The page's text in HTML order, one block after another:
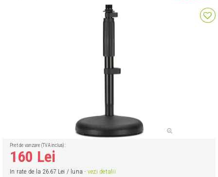
Pret de vanzare (TVA inclus):
160 Lei
In rate de la 26.67 Lei / luna- vezi detalii